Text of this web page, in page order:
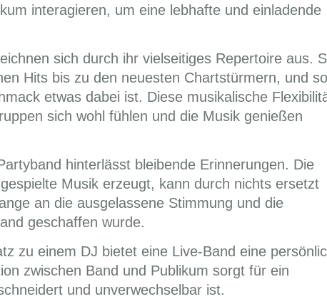
interagieren, um eine lebhafte und einladende
sich durch ihr vielseitiges Repertoire aus.
Hits bis zu den neuesten Chartstürmern, und so
etwas dabei ist. Diese musikalische
sich wohl fühlen und die Musik genießen
hinterlässt bleibende Erinnerungen. Die
Musik erzeugt, kann durch nichts ersetzt
an die ausgelassene Stimmung und die
geschaffen wurde.
zu einem DJ bietet eine Live-Band eine
zwischen Band und Publikum sorgt für ein
und unverwechselbar ist.